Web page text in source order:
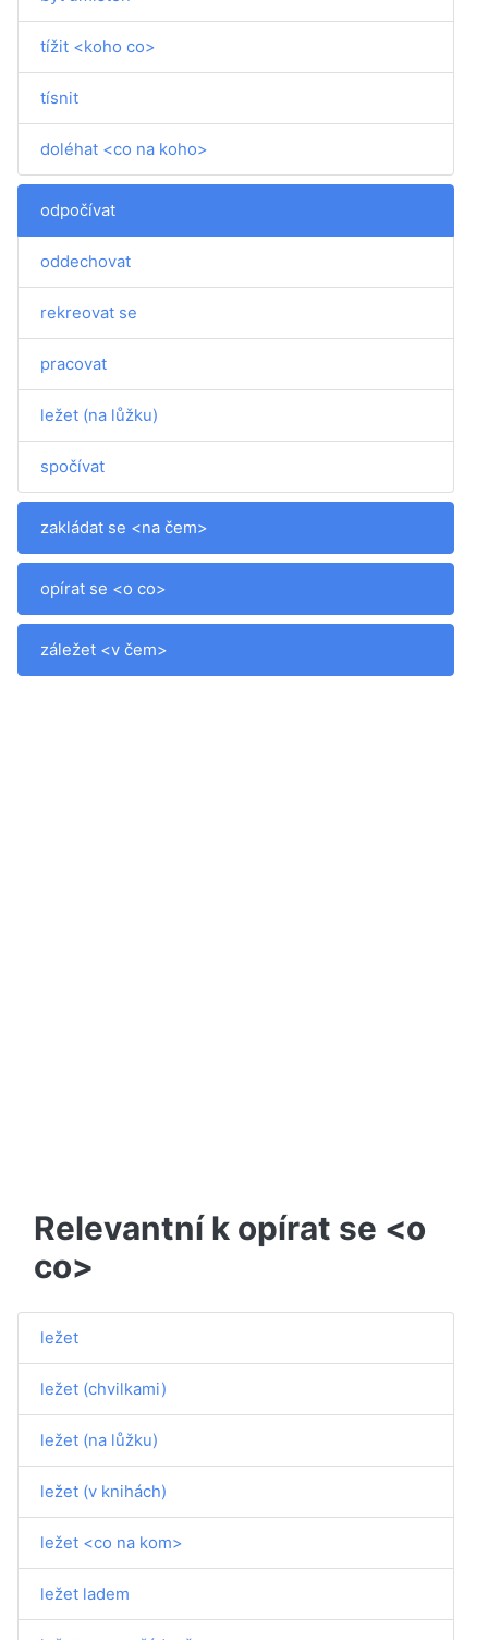
tížit <koho co>
tísnit
doléhat <co na koho>
odpočívat
oddechovat
rekreovat se
pracovat
ležet (na lůžku)
spočívat
zakládat se <na čem>
opírat se <o co>
záležet <v čem>
Relevantní k opírat se <o
co>
ležet
ležet (chvilkami)
ležet (na lůžku)
ležet (v knihách)
ležet <co na kom>
ležet ladem